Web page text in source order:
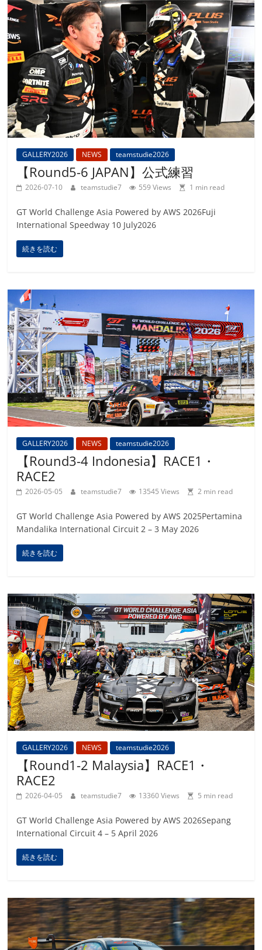
GALLERY2026 NEWS teamstudie2026
【Round5-6 JAPAN】公式練習
2026-07-10 teamstudie7 559 Views 1 min read
GT World Challenge Asia Powered by AWS 2026Fuji
International Speedway 10 July2026
続きを読む
GALLERY2026 NEWS teamstudie2026
【Round3-4 Indonesia】RACE1・
RACE2
2026-05-05 teamstudie7 13545 Views 2 min read
GT World Challenge Asia Powered by AWS 2025Pertamina
Mandalika International Circuit 2 – 3 May 2026
続きを読む
GALLERY2026 NEWS teamstudie2026
【Round1-2 Malaysia】RACE1・
RACE2
2026-04-05 teamstudie7 13360 Views 5 min read
GT World Challenge Asia Powered by AWS 2026Sepang
International Circuit 4 – 5 April 2026
続きを読む